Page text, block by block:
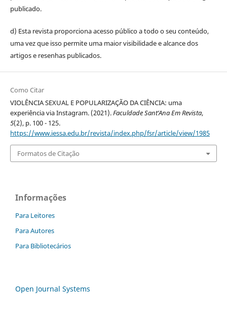
publicado.
d) Esta revista proporciona acesso público a todo o seu conteúdo,
uma vez que isso permite uma maior visibilidade e alcance dos
artigos e resenhas publicados.
Como Citar
VIOLÊNCIA SEXUAL E POPULARIZAÇÃO DA CIÊNCIA: uma
experiência via Instagram. (2021).Faculdade Sant’Ana Em Revista,
5(2), p. 100 - 125.
https://www.iessa.edu.br/revista/index.php/fsr/article/view/1985
Formatos de Citação
Informações
Para Leitores
Para Autores
Para Bibliotecários
Open Journal Systems